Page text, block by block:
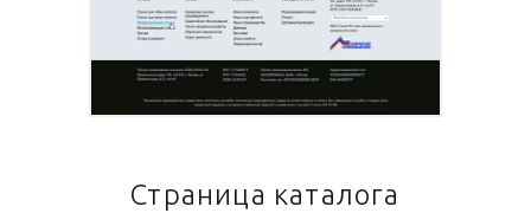
Страница каталога